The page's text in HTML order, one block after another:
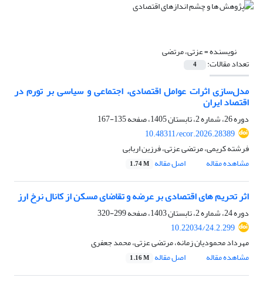
نویسنده =عزتی، مرتضی
تعداد مقالات: 4
مدل‌سازی اثرات عوامل اقتصادی، اجتماعی و سیاسی بر تورم در
اقتصاد ایران
دوره 26، شماره 2، تابستان 1405، صفحه
135-167
10.48311/ecor.2026.28389
فرشته کریمی، مرتضی عزتی، فرزین اربابی
مشاهده مقاله
اصل مقاله 1.74 M
اثر تحریم ‌های اقتصادی بر عرضه و تقاضای مسکن از کانال نرخ ارز
دوره 24، شماره 2، تابستان 1403، صفحه
299-320
10.22034/24.2.299
مهرداد محمودیان زمانه، مرتضی عزتی، محمد جعفری
مشاهده مقاله
اصل مقاله 1.16 M